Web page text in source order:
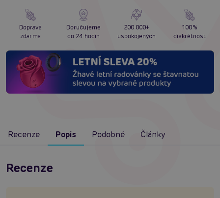
Doprava
zdarma
Doručujeme
do 24 hodin
200 000+
uspokojených
100%
diskrétnost
Recenze Popis Podobné Články
Recenze